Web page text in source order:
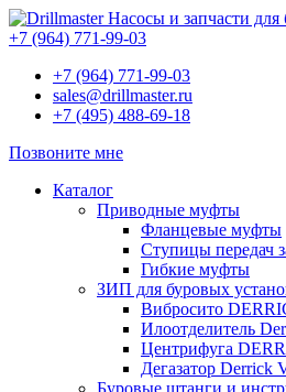
Насосы и запчасти для
+7 (964) 771-99-03
+7 (964) 771-99-03
sales@drillmaster.ru
+7 (495) 488-69-18
Позвоните мне
Каталог
Приводные муфты
Фланцевые муфты
Ступицы передач
Гибкие муфты
ЗИП для буровых
Вибросито
Илоотделитель
Центрифуга
Дегазатор Derrick
Буровые штанги и